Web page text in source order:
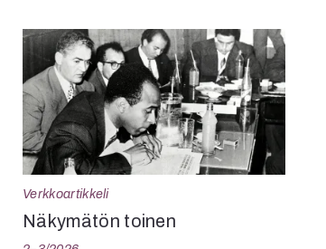
Verkkoartikkeli
Näkymätön toinen